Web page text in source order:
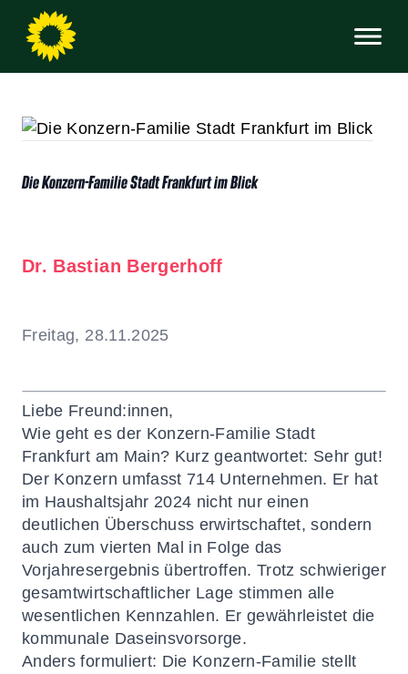
Die Konzern-Familie Stadt Frankfurt im Blick
Dr. Bastian Bergerhoff
Freitag, 28.11.2025
Liebe Freund:innen,
Wie geht es der Konzern-Familie Stadt
Frankfurt am Main? Kurz geantwortet: Sehr gut!
Der Konzern umfasst 714 Unternehmen. Er hat
im Haushaltsjahr 2024 nicht nur einen
deutlichen Überschuss erwirtschaftet, sondern
auch zum vierten Mal in Folge das
Vorjahresergebnis übertroffen. Trotz schwieriger
gesamtwirtschaftlicher Lage stimmen alle
wesentlichen Kennzahlen. Er gewährleistet die
kommunale Daseinsvorsorge.
Anders formuliert: Die Konzern-Familie stellt